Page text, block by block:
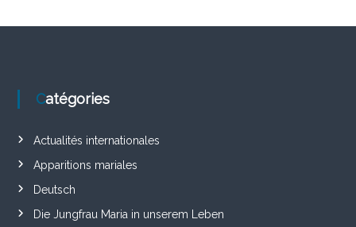
Catégories
Actualités internationales
Apparitions mariales
Deutsch
Die Jungfrau Maria in unserem Leben